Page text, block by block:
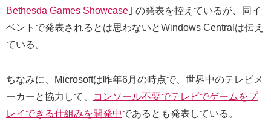
Bethesda Games Showcase ｣ の発表を控えているが、同イ
ベントで発表されるとは思わないとWindows Centralは伝え
ている。
ちなみに、Microsoftは昨年6月の時点で、世界中のテレビメ
ーカーと協力して、
コンソール不要でテレビでゲームをプ
レイできる仕組みを開発中であるとも発表している。